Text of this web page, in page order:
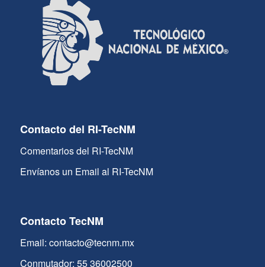
Contacto del RI-TecNM
Comentarios del RI-TecNM
Envíanos un Email al RI-TecNM
Contacto TecNM
Email: contacto@tecnm.mx
Conmutador: 55 36002500